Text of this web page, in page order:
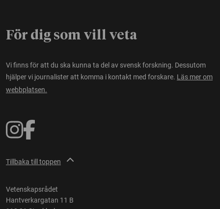
För dig som vill veta
Vi finns för att du ska kunna ta del av svensk forskning. Dessutom
hjälper vi journalister att komma i kontakt med forskare. Läs mer om
webbplatsen.
Tillbaka till toppen
Vetenskapsrådet
Hantverkargatan 11 B